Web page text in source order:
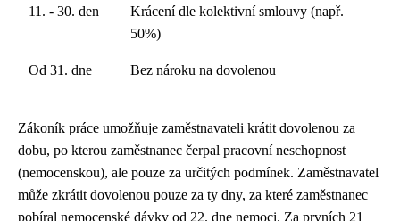
11. - 30. den
Krácení dle kolektivní smlouvy (např.
50%)
Od 31. dne Bez nároku na dovolenou
Zákoník práce umožňuje zaměstnavateli krátit dovolenou za
dobu, po kterou zaměstnanec čerpal pracovní neschopnost
(nemocenskou), ale pouze za určitých podmínek. Zaměstnavatel
může zkrátit dovolenou pouze za ty dny, za které zaměstnanec
pobíral nemocenské dávky od 22. dne nemoci. Za prvních 21